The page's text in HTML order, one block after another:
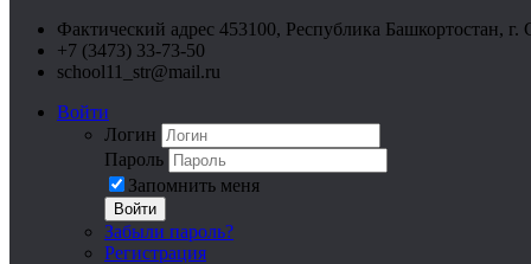
Фактический адрес 453100, Республика Башкортостан,
+7 (3473) 33-73-50
school11_str@mail.ru
Войти
Логин
Пароль
Запомнить меня
Войти
Забыли пароль?
Регистрация